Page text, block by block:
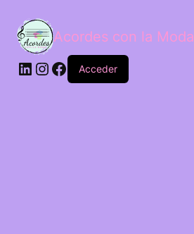
Acordes con la Moda
Acceder